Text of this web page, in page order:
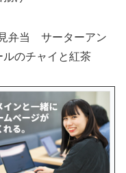
弁当 サーターアン
のチャイと紅茶